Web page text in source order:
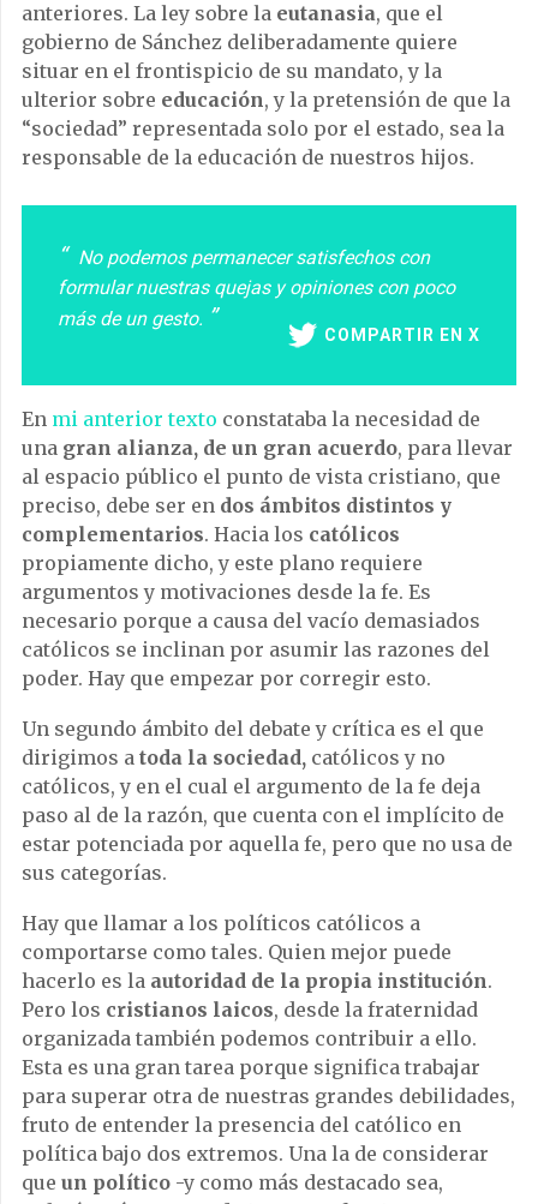
anteriores. La ley sobre la eutanasia, que el
gobierno de Sánchez deliberadamente quiere
situar en el frontispicio de su mandato, y la
ulterior sobre educación, y la pretensión de que la
“sociedad” representada solo por el estado, sea la
responsable de la educación de nuestros hijos.
No podemos permanecer satisfechos con
formular nuestras quejas y opiniones con poco
más de un gesto.
COMPARTIR EN X
En mi anterior texto constataba la necesidad de
una gran alianza, de un gran acuerdo, para llevar
al espacio público el punto de vista cristiano, que
preciso, debe ser en dos ámbitos distintos y
complementarios. Hacia los católicos
propiamente dicho, y este plano requiere
argumentos y motivaciones desde la fe. Es
necesario porque a causa del vacío demasiados
católicos se inclinan por asumir las razones del
poder. Hay que empezar por corregir esto.
Un segundo ámbito del debate y crítica es el que
dirigimos a toda la sociedad, católicos y no
católicos, y en el cual el argumento de la fe deja
paso al de la razón, que cuenta con el implícito de
estar potenciada por aquella fe, pero que no usa de
sus categorías.
Hay que llamar a los políticos católicos a
comportarse como tales. Quien mejor puede
hacerlo es la autoridad de la propia institución.
Pero los cristianos laicos, desde la fraternidad
organizada también podemos contribuir a ello.
Esta es una gran tarea porque significa trabajar
para superar otra de nuestras grandes debilidades,
fruto de entender la presencia del católico en
política bajo dos extremos. Una la de considerar
que un político -y como más destacado sea,